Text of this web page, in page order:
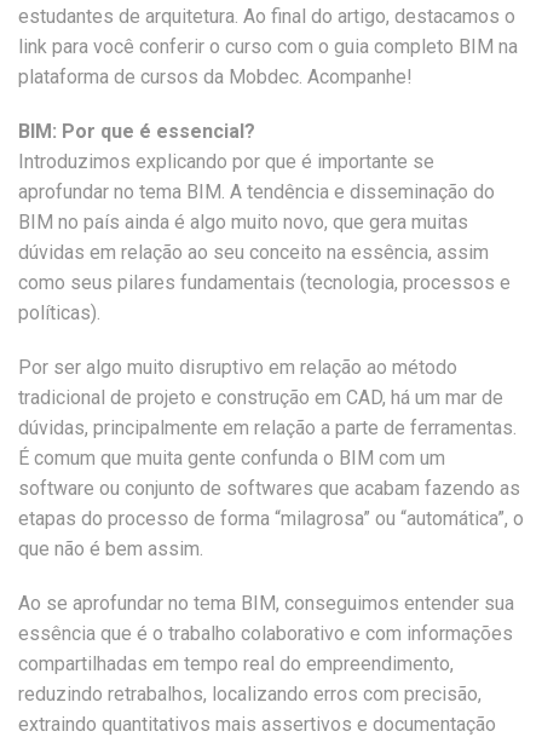
estudantes de arquitetura. Ao final do artigo, destacamos o
link para você conferir o curso com o guia completo BIM na
plataforma de cursos da Mobdec. Acompanhe!
BIM: Por que é essencial?
Introduzimos explicando por que é importante se
aprofundar no tema BIM. A tendência e disseminação do
BIM no país ainda é algo muito novo, que gera muitas
dúvidas em relação ao seu conceito na essência, assim
como seus pilares fundamentais (tecnologia, processos e
políticas).
Por ser algo muito disruptivo em relação ao método
tradicional de projeto e construção em CAD, há um mar de
dúvidas, principalmente em relação a parte de ferramentas.
É comum que muita gente confunda o BIM com um
software ou conjunto de softwares que acabam fazendo as
etapas do processo de forma “milagrosa” ou “automática”, o
que não é bem assim.
Ao se aprofundar no tema BIM, conseguimos entender sua
essência que é o trabalho colaborativo e com informações
compartilhadas em tempo real do empreendimento,
reduzindo retrabalhos, localizando erros com precisão,
extraindo quantitativos mais assertivos e documentação